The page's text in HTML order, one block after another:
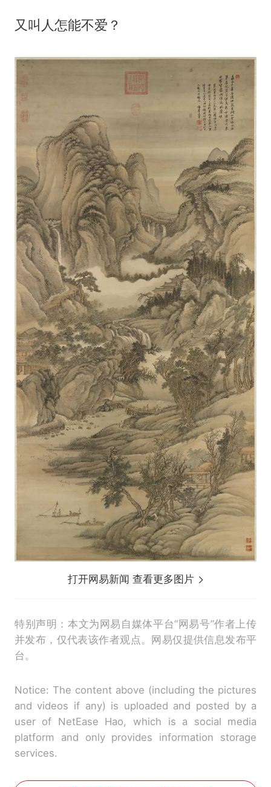
又叫人怎能不爱？
打开网易新闻 查看更多图片
特别声明：本文为网易自媒体平台“网易号”作者上传
并发布，仅代表该作者观点。网易仅提供信息发布平
台。
Notice: The content above (including the pictures
and videos if any) is uploaded and posted by a
user of NetEase Hao, which is a social media
platform and only provides information storage
services.